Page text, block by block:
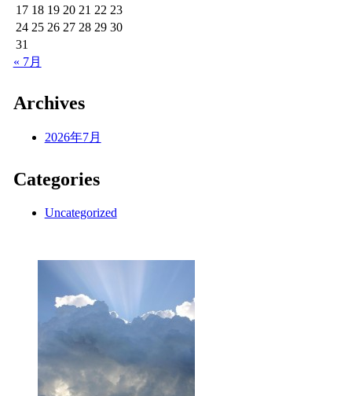
17 18 19 20 21 22 23
24 25 26 27 28 29 30
31
« 7月
Archives
2026年7月
Categories
Uncategorized